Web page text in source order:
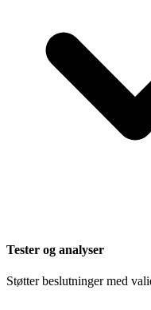
Tester og analyser
Støtter beslutninger med